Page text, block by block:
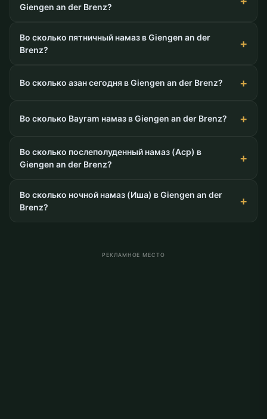
Giengen an der Brenz?
Во сколько пятничный намаз в Giengen an der
Brenz?
Во сколько азан сегодня в Giengen an der Brenz?
Во сколько Bayram намаз в Giengen an der Brenz?
Во сколько послеполуденный намаз (Аср) в
Giengen an der Brenz?
Во сколько ночной намаз (Иша) в Giengen an der
Brenz?
РЕКЛАМНОЕ МЕСТО